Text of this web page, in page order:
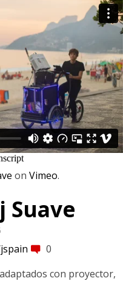
on Vimeo.
Suave
comment 0
con proyector,